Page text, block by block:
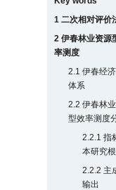
1 二次相对评价
2 伊春林业资源
率测度
2.1 伊春经
体系
2.2 伊春林
型效率测度
2.2.1 指
本研究
2.2.2 主
输出